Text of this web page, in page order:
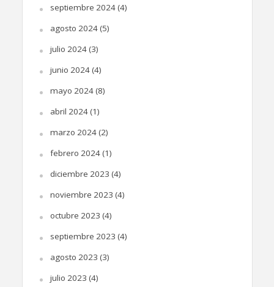
septiembre 2024(4)
agosto 2024(5)
julio 2024(3)
junio 2024(4)
mayo 2024(8)
abril 2024(1)
marzo 2024(2)
febrero 2024(1)
diciembre 2023 (4)
noviembre 2023 (4)
octubre 2023 (4)
septiembre 2023 (4)
agosto 2023 (3)
julio 2023 (4)